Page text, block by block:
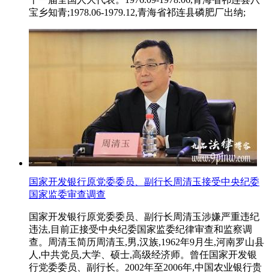
宝乡知青;1978.06-1979.12,青海省祁连县磷肥厂出纳;
国家开发银行原党委委员、副行长周清玉接受中央纪委
国家监委审查调查
国家开发银行原党委委员、副行长周清玉涉嫌严重违纪
违法,目前正接受中央纪委国家监委纪律审查和监察调
查。周清玉简历周清玉,男,汉族,1962年9月生,河南罗山县
人,中共党员,大学、硕士,高级经济师。曾任国家开发银
行党委委员、副行长。2002年至2006年,中国农业银行贵